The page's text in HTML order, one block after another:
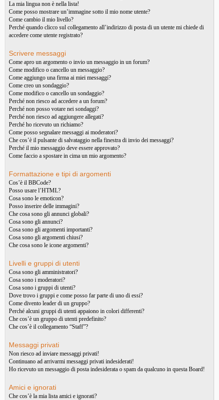
La mia lingua non è nella lista!
Come posso mostrare un’immagine sotto il mio nome utente?
Come cambio il mio livello?
Perché quando clicco sul collegamento all’indirizzo di posta di un utente mi chiede di
accedere come utente registrato?
Scrivere messaggi
Come apro un argomento o invio un messaggio in un forum?
Come modifico o cancello un messaggio?
Come aggiungo una firma ai miei messaggi?
Come creo un sondaggio?
Come modifico o cancello un sondaggio?
Perché non riesco ad accedere a un forum?
Perché non posso votare nei sondaggi?
Perché non riesco ad aggiungere allegati?
Perché ho ricevuto un richiamo?
Come posso segnalare messaggi ai moderatori?
Che cos’è il pulsante di salvataggio nella finestra di invio dei messaggi?
Perché il mio messaggio deve essere approvato?
Come faccio a spostare in cima un mio argomento?
Formattazione e tipi di argomenti
Cos’è il BBCode?
Posso usare l’HTML?
Cosa sono le emoticon?
Posso inserire delle immagini?
Che cosa sono gli annunci globali?
Cosa sono gli annunci?
Cosa sono gli argomenti importanti?
Cosa sono gli argomenti chiusi?
Che cosa sono le icone argomenti?
Livelli e gruppi di utenti
Cosa sono gli amministratori?
Cosa sono i moderatori?
Cosa sono i gruppi di utenti?
Dove trovo i gruppi e come posso far parte di uno di essi?
Come divento leader di un gruppo?
Perché alcuni gruppi di utenti appaiono in colori differenti?
Che cos’è un gruppo di utenti predefinito?
Che cos’è il collegamento “Staff”?
Messaggi privati
Non riesco ad inviare messaggi privati!
Continuano ad arrivarmi messaggi privati indesiderati!
Ho ricevuto un messaggio di posta indesiderata o spam da qualcuno in questa Board!
Amici e ignorati
Che cos’è la mia lista amici e ignorati?